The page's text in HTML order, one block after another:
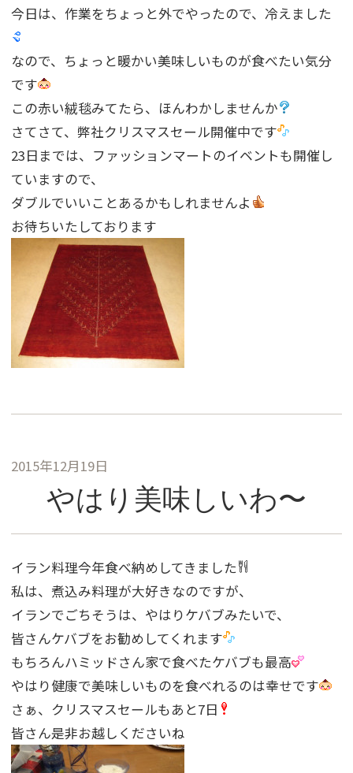
今日は、作業をちょっと外でやったので、冷えました
なので、ちょっと暖かい美味しいものが食べたい気分
です
この赤い絨毯みてたら、ほんわかしませんか
さてさて、弊社クリスマスセール開催中です
23日までは、ファッションマートのイベントも開催し
ていますので、
ダブルでいいことあるかもしれませんよ
お待ちいたしております
2015年12月19日
やはり美味しいわ〜
イラン料理今年食べ納めしてきました
私は、煮込み料理が大好きなのですが、
イランでごちそうは、やはりケバブみたいで、
皆さんケバブをお勧めしてくれます
もちろんハミッドさん家で食べたケバブも最高
やはり健康で美味しいものを食べれるのは幸せです
さぁ、クリスマスセールもあと7日
皆さん是非お越しくださいね